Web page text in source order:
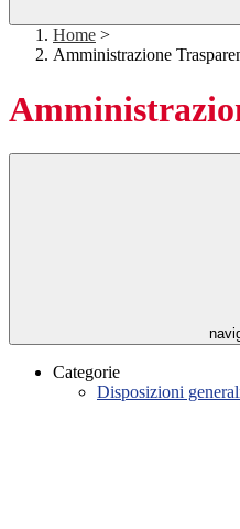
Home >
Amministrazione
Categorie
Disposizioni